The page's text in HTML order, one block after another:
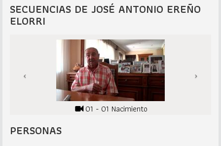
SECUENCIAS DE JOSÉ ANTONIO EREÑO
ELORRI
01 - 01 Nacimiento
PERSONAS